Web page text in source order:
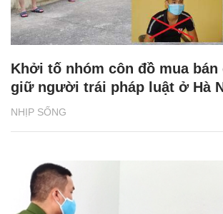
NHỊP SỐNG
Khởi tố nhóm côn đồ mua bán
giữ người trái pháp luật ở Hà